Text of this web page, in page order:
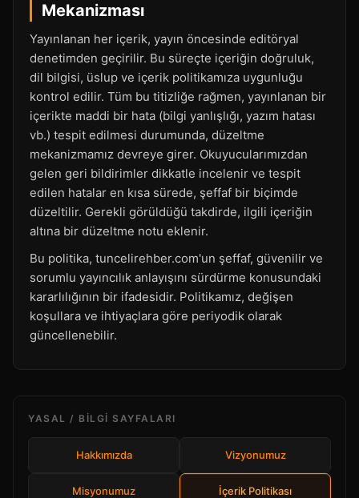
Mekanizması
Yayınlanan her içerik, yayın öncesinde editöryal
denetimden geçirilir. Bu süreçte içeriğin doğruluk,
dil bilgisi, üslup ve içerik politikamıza uygunluğu
kontrol edilir. Tüm bu titizliğe rağmen, yayınlanan bir
içerikte maddi bir hata (bilgi yanlışlığı, yazım hatası
vb.) tespit edilmesi durumunda, düzeltme
mekanizmamız devreye girer. Okuyucularımızdan
gelen geri bildirimler dikkatle incelenir ve tespit
edilen hatalar en kısa sürede, şeffaf bir biçimde
düzeltilir. Gerekli görüldüğü takdirde, ilgili içeriğin
altına bir düzeltme notu eklenir.
Bu politika, tuncelirehber.com'un şeffaf, güvenilir ve
sorumlu yayıncılık anlayışını sürdürme konusundaki
kararlılığının bir ifadesidir. Politikamız, değişen
koşullara ve ihtiyaçlara göre periyodik olarak
güncellenebilir.
YASAL / BILGI SAYFALARI
Hakkımızda Vizyonumuz
Misyonumuz İçerik Politikası